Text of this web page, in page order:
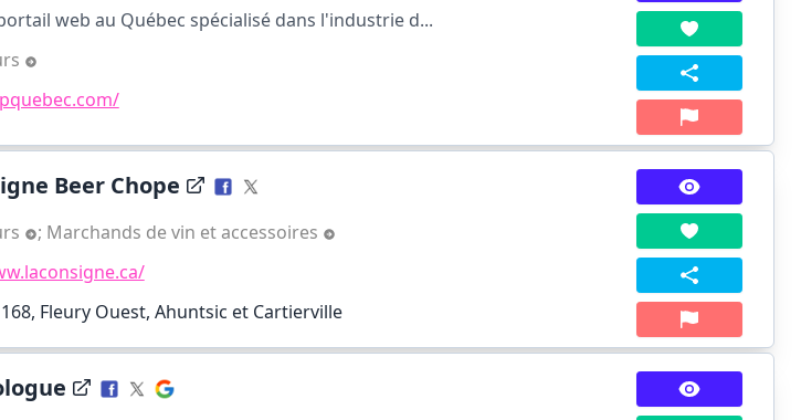
web au Québec spécialisé dans l'industrie d...
Beer Chope
; Marchands de vin et accessoires
Fleury Ouest, Ahuntsic et Cartierville